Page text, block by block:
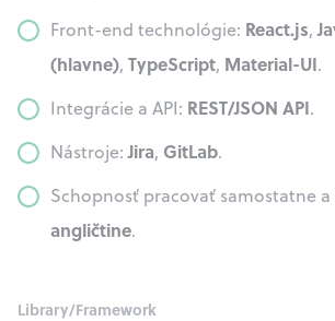
Front-end technológie: React.js,
(hlavne), TypeScript, Material-UI.
Integrácie a API: REST/JSON API.
Nástroje:Jira, GitLab.
Schopnosť pracovať samostatne
angličtine.
Library/Framework